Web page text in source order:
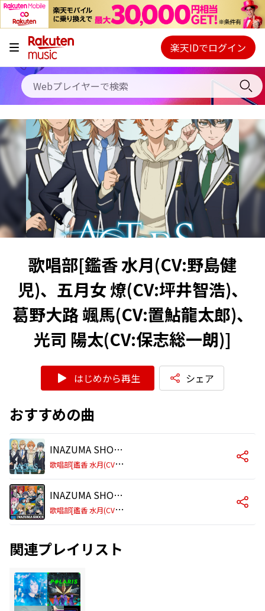
キャンペーン
料金プラン
使い方
初回30日間無料お試し
Webプレイヤー
ご契約内容の確認・変更
楽天IDでログイン
歌唱部[鑑香 水月(CV:野島健
児)、五月女 燎(CV:坪井智浩)、
葛野大路 颯馬(CV:置鮎龍太郎)、
光司 陽太(CV:保志総一朗)]
はじめから再生 シェア
おすすめの曲
INAZUMA SHOCK 歌唱部 Ver. (TV Size)
歌
唱部[鑑香 水月(CV:野島健児)、五月女 燎(CV:坪井智浩)、葛野大路 颯馬(CV:置鮎龍太郎)、光司 陽太(CV:保志総一朗)]
INAZUMA SHOCK 歌唱部 Ver.
歌
唱部[鑑香 水月(CV:野島健児)、五月女 燎(CV:坪井智浩)、葛野大路 颯馬(CV:置鮎龍太郎)、光司 陽太(CV:保志総一朗)]
関連プレイリスト